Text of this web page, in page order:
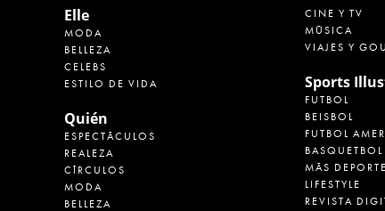
Elle
MODA
BELLEZA
CELEBS
ESTILO DE VIDA
Quién
ESPECTÁCULOS
REALEZA
CÍRCULOS
MODA
BELLEZA
CINE Y TV
MÚSICA
VIAJES Y
Sports
FUTBOL
BEISBOL
FUTBOL
BASQUETBOL
MÁS DEPORTE
LIFESTYLE
REVISTA